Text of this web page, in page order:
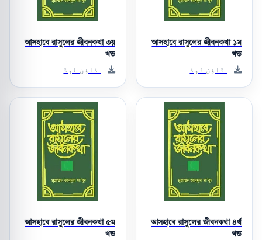
আসহাবে রাসুলের জীবনকথা ১ম
খন্ড
ڈاؤن لوڈ
আসহাবে রাসুলের জীবনকথা ৩য়
খন্ড
ڈاؤن لوڈ
আসহাবে রাসুলের জীবনকথা ৪র্থ
খন্ড
আসহাবে রাসুলের জীবনকথা ৫ম
খন্ড